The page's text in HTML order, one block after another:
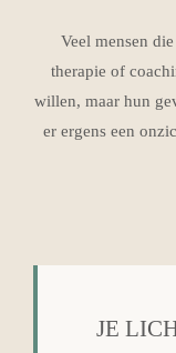
Veel mensen
therapie of
willen, maar hun
er ergens een
JE